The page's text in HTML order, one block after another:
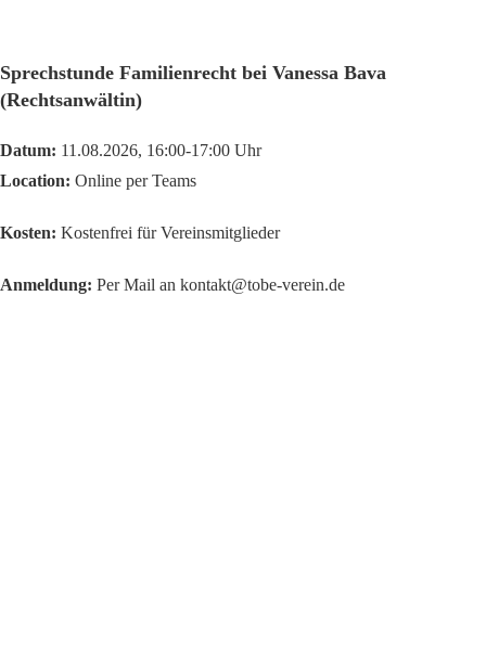
Sprechstunde Familienrecht bei Vanessa Bava
(Rechtsanwältin)
Datum: 11.08.2026, 16:00-17:00 Uhr
Location: Online per Teams
Kosten: Kostenfrei für Vereinsmitglieder
Anmeldung: Per Mail an kontakt@tobe-verein.de